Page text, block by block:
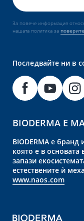
За повече информация
нашата политика за
Последвайте ни в
BIODERMA Е
BIODERMA е бранд
която е в основата
запази
естествените ѝ
www.naos.com